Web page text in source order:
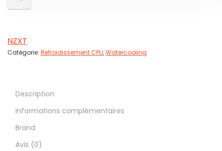
NZXT
Catégorie: Refroidissement CPU,Watercooling
Description
Informations complémentaires
Brand
Avis (0)